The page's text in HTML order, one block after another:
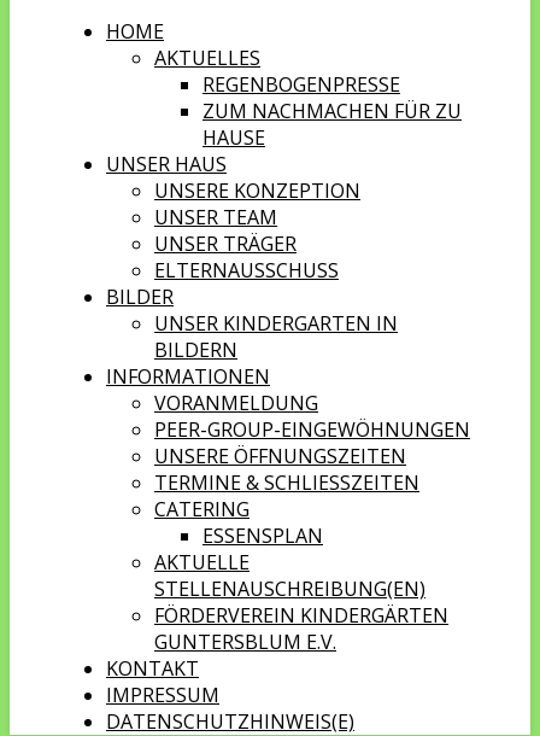
HOME
AKTUELLES
REGENBOGENPRESSE
ZUM NACHMACHEN FÜR ZU
HAUSE
UNSER HAUS
UNSERE KONZEPTION
UNSER TEAM
UNSER TRÄGER
ELTERNAUSSCHUSS
BILDER
UNSER KINDERGARTEN IN
BILDERN
INFORMATIONEN
VORANMELDUNG
PEER-GROUP-EINGEWÖHNUNGEN
UNSERE ÖFFNUNGSZEITEN
TERMINE & SCHLIESSZEITEN
CATERING
ESSENSPLAN
AKTUELLE
STELLENAUSCHREIBUNG(EN)
FÖRDERVEREIN KINDERGÄRTEN
GUNTERSBLUM E.V.
KONTAKT
IMPRESSUM
DATENSCHUTZHINWEIS(E)